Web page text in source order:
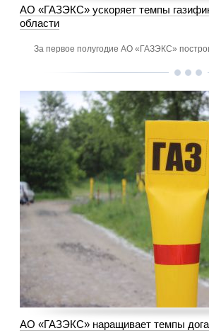
АО «ГАЗЭКС» ускоряет темпы
области
За первое полугодие АО «ГАЗЭКС»
АО «ГАЗЭКС» наращивает темпы